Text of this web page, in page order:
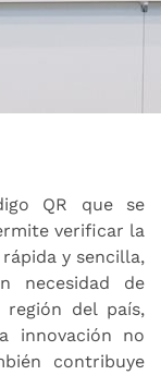
QR que se
verificar la
y sencilla,
necesidad de
del país,
innovación no
contribuye